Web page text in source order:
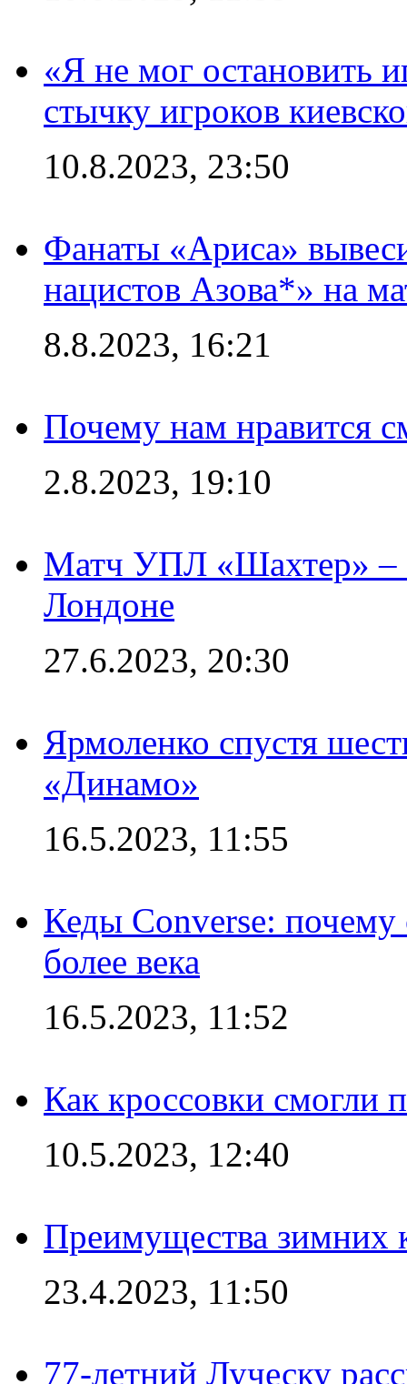
«Я не мог остановить
стычку игроков
10.8.2023, 23:50
Фанаты «Ариса»
нацистов Азова*» на
8.8.2023, 16:21
Почему нам нравится
2.8.2023, 19:10
Матч УПЛ «Шахтер» –
Лондоне
27.6.2023, 20:30
Ярмоленко спустя
«Динамо»
16.5.2023, 11:55
Кеды Converse:
более века
16.5.2023, 11:52
Как кроссовки смогли
10.5.2023, 12:40
Преимущества зимних
23.4.2023, 11:50
77-летний Луческу